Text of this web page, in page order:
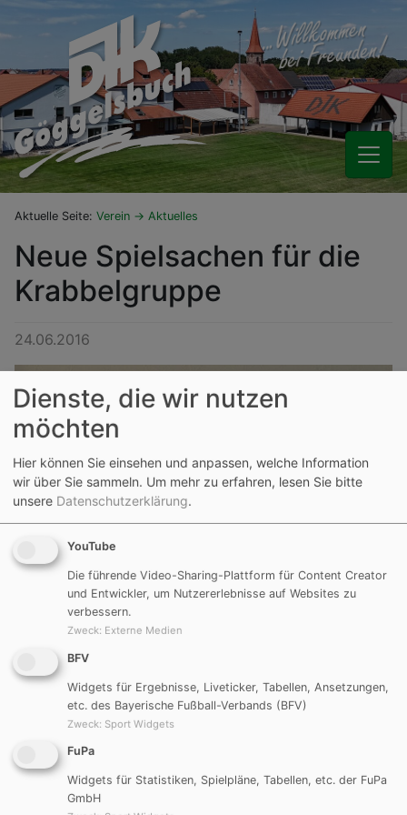
Aktuelle Seite: Verein Aktuelles
Neue Spielsachen für die
Krabbelgruppe
24.06.2016
Bereits zum zweiten Mal überreichte Stefan
Ziegler, der Geschäftsführer der Beluga Spielwaren
GmbH, neue Spielwaren für unsere Kleinsten.
Da die Spielsachen der Krabbelgruppe doch schon in
die Jahre gekommen sind, wurde es Zeit, wieder neue
Dienste, die wir nutzen
möchten
Hier können Sie einsehen und anpassen, welche Information
wir über Sie sammeln. Um mehr zu erfahren, lesen Sie bitte
unsere Datenschutzerklärung.
YouTube
Die führende Video-Sharing-Plattform für Content Creator
und Entwickler, um Nutzererlebnisse auf Websites zu
verbessern.
Zweck: Externe Medien
BFV
Widgets für Ergebnisse, Liveticker, Tabellen, Ansetzungen,
etc. des Bayerische Fußball-Verbands (BFV)
Zweck: Sport Widgets
FuPa
Widgets für Statistiken, Spielpläne, Tabellen, etc. der FuPa
GmbH